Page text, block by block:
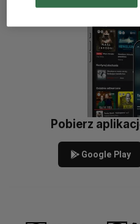
Pobierz
Google Play